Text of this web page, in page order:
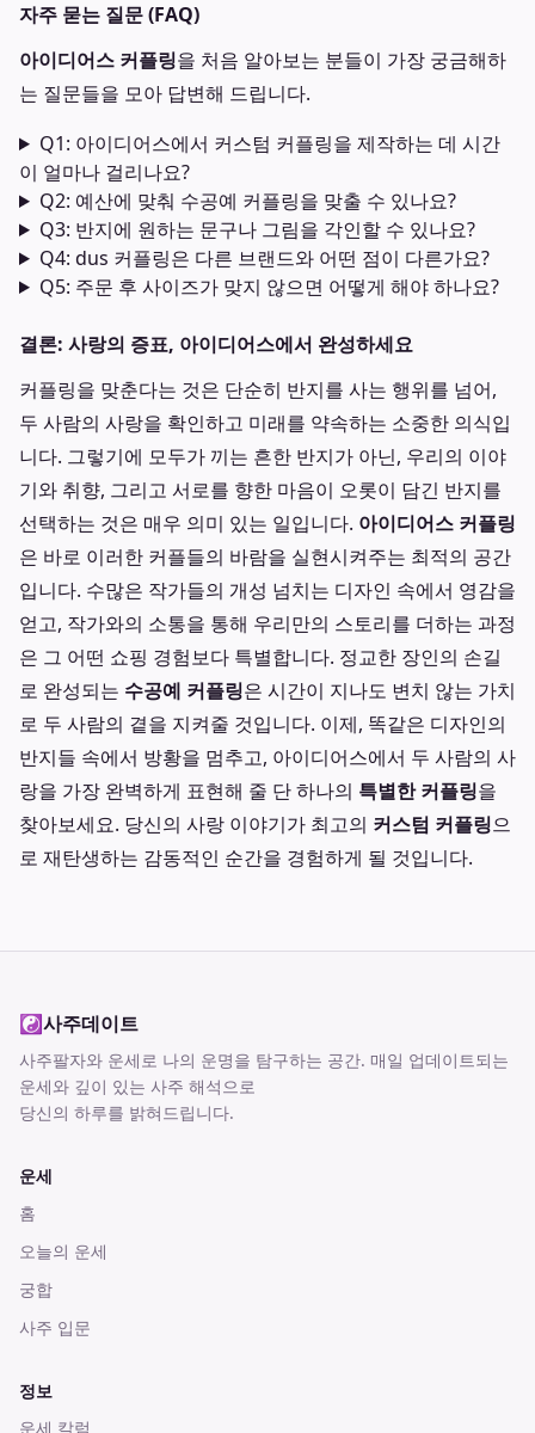
자주 묻는 질문 (FAQ)
아이디어스 커플링을 처음 알아보는 분들이 가장 궁금해하
는 질문들을 모아 답변해 드립니다.
Q1: 아이디어스에서 커스텀 커플링을 제작하는 데 시간
이 얼마나 걸리나요?
Q2: 예산에 맞춰 수공예 커플링을 맞출 수 있나요?
Q3: 반지에 원하는 문구나 그림을 각인할 수 있나요?
Q4: dus 커플링은 다른 브랜드와 어떤 점이 다른가요?
Q5: 주문 후 사이즈가 맞지 않으면 어떻게 해야 하나요?
결론: 사랑의 증표, 아이디어스에서 완성하세요
커플링을 맞춘다는 것은 단순히 반지를 사는 행위를 넘어,
두 사람의 사랑을 확인하고 미래를 약속하는 소중한 의식입
니다. 그렇기에 모두가 끼는 흔한 반지가 아닌, 우리의 이야
기와 취향, 그리고 서로를 향한 마음이 오롯이 담긴 반지를
선택하는 것은 매우 의미 있는 일입니다. 아이디어스 커플링
은 바로 이러한 커플들의 바람을 실현시켜주는 최적의 공간
입니다. 수많은 작가들의 개성 넘치는 디자인 속에서 영감을
얻고, 작가와의 소통을 통해 우리만의 스토리를 더하는 과정
은 그 어떤 쇼핑 경험보다 특별합니다. 정교한 장인의 손길
로 완성되는 수공예 커플링은 시간이 지나도 변치 않는 가치
로 두 사람의 곁을 지켜줄 것입니다. 이제, 똑같은 디자인의
반지들 속에서 방황을 멈추고, 아이디어스에서 두 사람의 사
랑을 가장 완벽하게 표현해 줄 단 하나의 특별한 커플링을
찾아보세요. 당신의 사랑 이야기가 최고의 커스텀 커플링으
로 재탄생하는 감동적인 순간을 경험하게 될 것입니다.
☯사주데이트
사주팔자와 운세로 나의 운명을 탐구하는 공간. 매일 업데이트되는
운세와 깊이 있는 사주 해석으로
당신의 하루를 밝혀드립니다.
운세
홈
오늘의 운세
궁합
사주 입문
정보
운세 칼럼